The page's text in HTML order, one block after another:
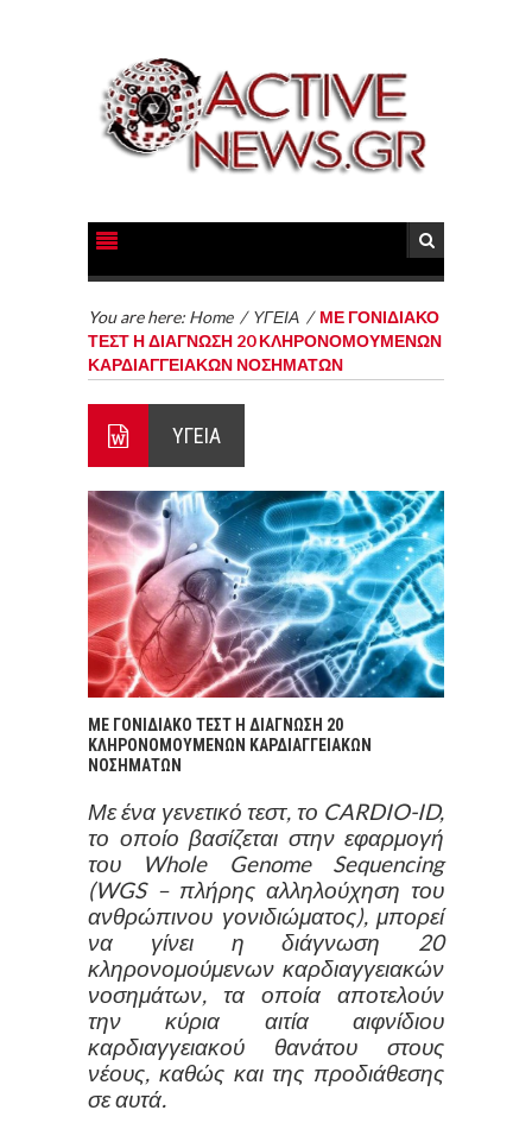
You are here: Home / ΥΓΕΙΑ / ΜΕ ΓΟΝΙΔΙΑΚΟ
ΤΕΣΤ Η ΔΙΑΓΝΩΣΗ 20 ΚΛΗΡΟΝΟΜΟΥΜΕΝΩΝ
ΚΑΡΔΙΑΓΓΕΙΑΚΩΝ ΝΟΣΗΜΑΤΩΝ
ΥΓΕΙΑ
ΜΕ ΓΟΝΙΔΙΑΚΟ ΤΕΣΤ Η ΔΙΑΓΝΩΣΗ 20
ΚΛΗΡΟΝΟΜΟΥΜΕΝΩΝ ΚΑΡΔΙΑΓΓΕΙΑΚΩΝ
ΝΟΣΗΜΑΤΩΝ
Με ένα γενετικό τεστ, το CARDIO-ID,
το οποίο βασίζεται στην εφαρμογή
του Whole Genome Sequencing
(WGS – πλήρης αλληλούχηση του
ανθρώπινου γονιδιώματος), μπορεί
να γίνει η διάγνωση 20
κληρονομούμενων καρδιαγγειακών
νοσημάτων, τα οποία αποτελούν
την κύρια αιτία αιφνίδιου
καρδιαγγειακού θανάτου στους
νέους, καθώς και της προδιάθεσης
σε αυτά.